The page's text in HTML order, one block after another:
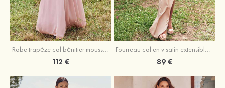
Robe trapèze col bénitier mousseline ras du sol robe de demoiselle d'honneur
112 €
Fourreau col en v satin extensible asymétrique robe de demoiselle d'honneur
89 €